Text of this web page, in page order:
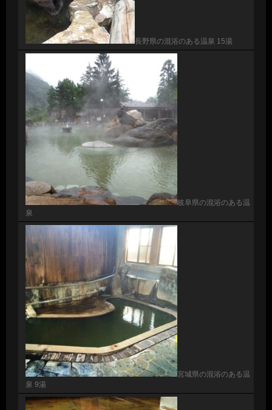
長野県の混浴のある温泉 15湯
岐阜県の混浴のある温
泉
宮城県の混浴のある温
泉 9湯